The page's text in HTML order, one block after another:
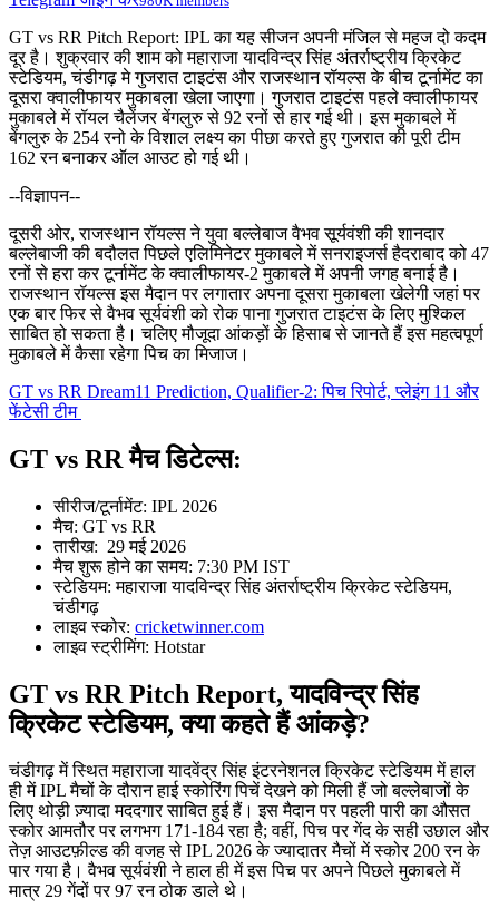
GT vs RR Pitch Report: IPL का यह सीजन अपनी मंजिल से महज दो कदम
दूर है। शुक्रवार की शाम को महाराजा यादविन्द्र सिंह अंतर्राष्ट्रीय क्रिकेट
स्टेडियम, चंडीगढ़ मे गुजरात टाइटंस और राजस्थान रॉयल्स के बीच टूर्नामेंट का
दूसरा क्वालीफायर मुकाबला खेला जाएगा। गुजरात टाइटंस पहले क्वालीफायर
मुकाबले में रॉयल चैलेंजर बेंगलुरु से 92 रनों से हार गई थी। इस मुकाबले में
बेंगलुरु के 254 रनो के विशाल लक्ष्य का पीछा करते हुए गुजरात की पूरी टीम
162 रन बनाकर ऑल आउट हो गई थी।
--विज्ञापन--
दूसरी ओर, राजस्थान रॉयल्स ने युवा बल्लेबाज वैभव सूर्यवंशी की शानदार
बल्लेबाजी की बदौलत पिछले एलिमिनेटर मुकाबले में सनराइजर्स हैदराबाद को 47
रनों से हरा कर टूर्नामेंट के क्वालीफायर-2 मुकाबले में अपनी जगह बनाई है।
राजस्थान रॉयल्स इस मैदान पर लगातार अपना दूसरा मुकाबला खेलेगी जहां पर
एक बार फिर से वैभव सूर्यवंशी को रोक पाना गुजरात टाइटंस के लिए मुश्किल
साबित हो सकता है। चलिए मौजूदा आंकड़ों के हिसाब से जानते हैं इस महत्वपूर्ण
मुकाबले में कैसा रहेगा पिच का मिजाज।
GT vs RR Dream11 Prediction, Qualifier-2: पिच रिपोर्ट, प्लेइंग 11 और
फेंटेसी टीम
GT vs RR मैच डिटेल्स:
सीरीज/टूर्नामेंट: IPL 2026
मैच: GT vs RR
तारीख: 29 मई 2026
मैच शुरू होने का समय: 7:30 PM IST
स्टेडियम: महाराजा यादविन्द्र सिंह अंतर्राष्ट्रीय क्रिकेट स्टेडियम,
चंडीगढ़
लाइव स्कोर: cricketwinner.com
लाइव स्ट्रीमिंग: Hotstar
GT vs RR Pitch Report, यादविन्द्र सिंह
क्रिकेट स्टेडियम, क्या कहते हैं आंकड़े?
चंडीगढ़ में स्थित महाराजा यादवेंद्र सिंह इंटरनेशनल क्रिकेट स्टेडियम में हाल
ही में IPL मैचों के दौरान हाई स्कोरिंग पिचें देखने को मिली हैं जो बल्लेबाजों के
लिए थोड़ी ज़्यादा मददगार साबित हुई हैं। इस मैदान पर पहली पारी का औसत
स्कोर आमतौर पर लगभग 171-184 रहा है; वहीं, पिच पर गेंद के सही उछाल और
तेज़ आउटफ़ील्ड की वजह से IPL 2026 के ज्यादातर मैचों में स्कोर 200 रन के
पार गया है। वैभव सूर्यवंशी ने हाल ही में इस पिच पर अपने पिछले मुकाबले में
मात्र 29 गेंदों पर 97 रन ठोक डाले थे।